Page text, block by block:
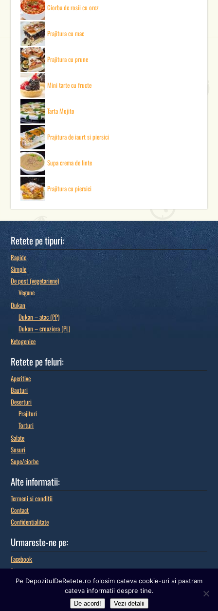
Ciorba de rosii cu orez
Prajitura cu mac
Prajitura cu prune
Mini tarte cu fructe
Tarta Mojito
Prajitura de iaurt si piersici
Supa crema de linte
Prajitura cu piersici
Retete pe tipuri:
Rapide
Simple
De post (vegetariene)
Vegane
Dukan
Dukan – atac (PP)
Dukan – croaziera (PL)
Ketogenice
Retete pe feluri:
Aperitive
Bauturi
Deserturi
Prajituri
Torturi
Salate
Sosuri
Supe/ciorbe
Alte informatii:
Termeni si conditii
Contact
Confidentialitate
Urmareste-ne pe:
Facebook
Pinterest
Google+
Pe DepozitulDeRetete.ro folosim cateva cookie-uri si pastram
cateva informatii despre tine.
De acord! Vezi detalii